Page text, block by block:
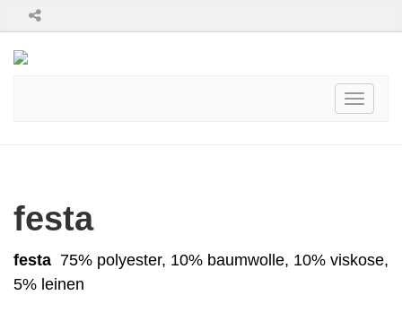
Toggle
festa
festa 75% polyester, 10% baumwolle, 10% viskose,
5% leinen